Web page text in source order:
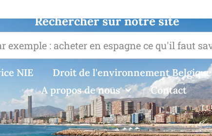
Rechercher sur notre site
NIE Droit de l'environnement Belgique
A propos de nous
Contact